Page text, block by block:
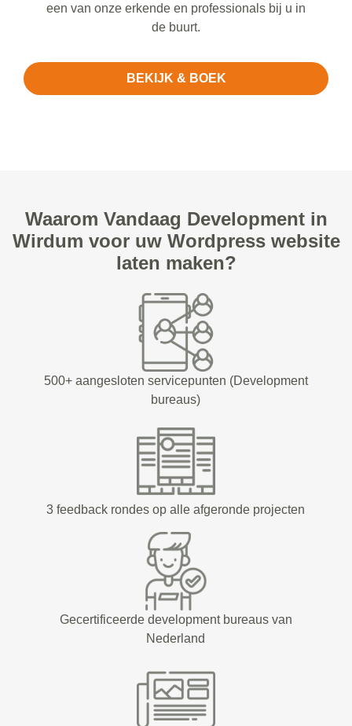
een van onze erkende en professionals bij u in
de buurt.
BEKIJK & BOEK
Waarom Vandaag Development in
Wirdum voor uw Wordpress website
laten maken?
500+ aangesloten servicepunten (Development
bureaus)
3 feedback rondes op alle afgeronde projecten
Gecertificeerde development bureaus van
Nederland